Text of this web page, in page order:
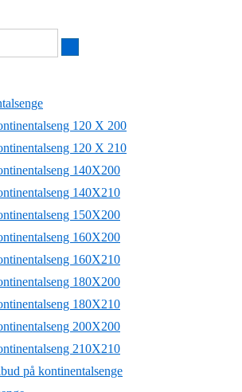
120 X 200
120 X 210
140X200
140X210
150X200
160X200
160X210
180X200
180X210
200X200
210X210
på kontinentalsenge